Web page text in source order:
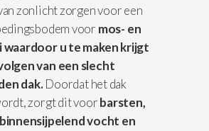
zonlicht zorgen voor een
voor mos- en
waardoor u te maken krijgt
van een slecht
dak.Doordat het dak
zorgt dit voorbarsten,
vocht en